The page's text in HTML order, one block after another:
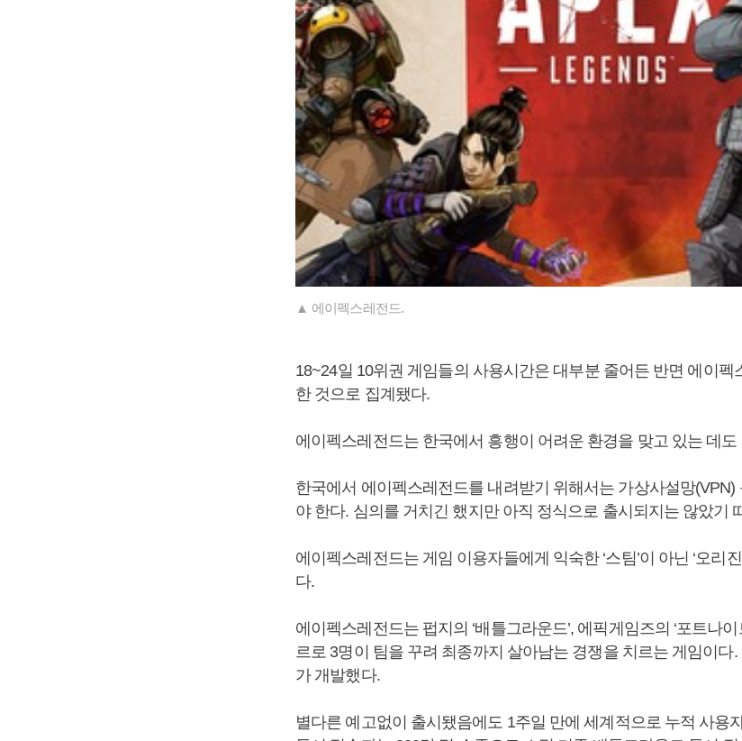
▲ 에이펙스레전드.
18~24일 10위권 게임들의 사용시간은 대부분 줄어든 반면 에이펙
한 것으로 집계됐다.
에이펙스레전드는 한국에서 흥행이 어려운 환경을 맞고 있는 데
한국에서 에이펙스레전드를 내려받기 위해서는 가상사설망(VPN)
야 한다. 심의를 거치긴 했지만 아직 정식으로 출시되지는 않았기
에이펙스레전드는 게임 이용자들에게 익숙한 ‘스팀’이 아닌 ‘오리
다.
에이펙스레전드는 펍지의 ‘배틀그라운드’, 에픽게임즈의 ‘포트나
르로 3명이 팀을 꾸려 최종까지 살아남는 경쟁을 치르는 게임이다
가 개발했다.
별다른 예고없이 출시됐음에도 1주일 만에 세계적으로 누적 사용